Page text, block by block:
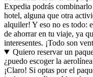
Expedia podrás
hotel, alguna que otra
alquiler! Y eso no es todo:
de ahorrar en tu viaje, ya
interesentes. ¡Todo son
Quiero reservar un
¿puedo escoger la
¡Claro! Si optas por el